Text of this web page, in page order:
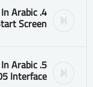
In Arabic
Screen
In Arabic
Interface